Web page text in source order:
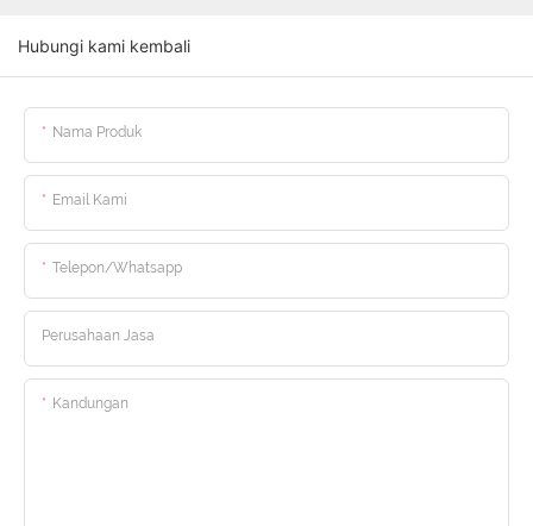
Hubungi kami kembali
Nama Produk
Email Kami
Telepon/whatsapp
Perusahaan Jasa
Kandungan